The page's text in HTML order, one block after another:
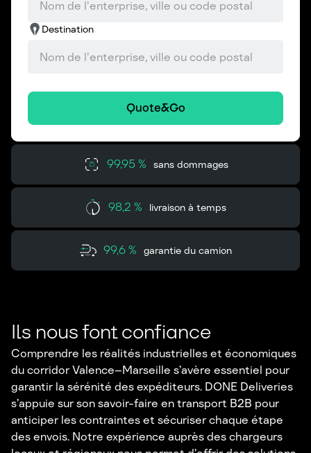
Destination
Quote&Go
99,95 % sans dommages
98,2 % livraison à temps
99,6 % garantie du camion
Ils nous font confiance
Comprendre les réalités industrielles et économiques
du corridor Valence–Marseille s’avère essentiel pour
garantir la sérénité des expéditeurs. DONE Deliveries
s’appuie sur son savoir-faire en transport B2B pour
anticiper les contraintes et sécuriser chaque étape
des envois. Notre expérience auprès des chargeurs